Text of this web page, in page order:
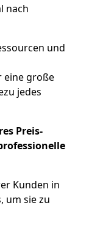
nach
und
eine große
jedes
Preis-
Kunden in
um sie zu